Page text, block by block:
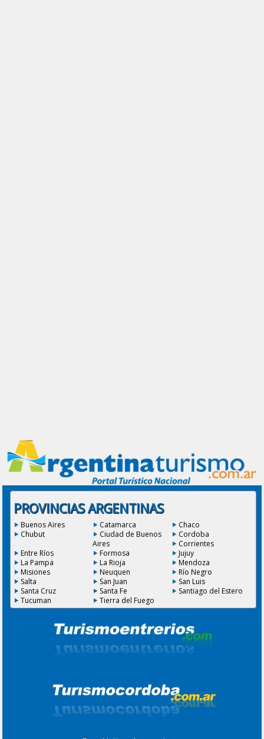
PROVINCIAS ARGENTINAS
Buenos Aires Catamarca
Chaco
Chubut
Ciudad de Buenos
Aires
Cordoba
Corrientes
Entre Ríos
Formosa
Jujuy
La Pampa
La Rioja
Mendoza
Misiones
Neuquen
Río Negro
Salta
San Juan
San Luis
Santa Cruz
Santa Fe
Santiago del Estero
Tucuman
Tierra del Fuego